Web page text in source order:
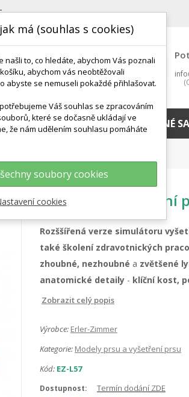
VÝCHOVA KE ZDRAVÍ VÝHODNÉ
Simulátor vyšetření
Rozššířená verze simulátoru
také školení zdravotnických
zhoubné, nezhoubné a zvětšené
anatomické detaily - klíční kost,
Zobrazit celý popis
Výrobce: Erler-Zimmer
Kategorie: Modely prsu a vyšetření prsu
Kód: EZ-L57
Dostupnost: Termín dodání ZDE
má (souhlas s cookies)
našli to, co hledáte, abychom Vás poznali
abychom vás neobtěžovali
abyste se nemuseli pokaždé přihlašovat.
Váš souhlas se zpracováním
které se dočasně ukládají ve
že nám udělením souhlasu pomáháte
soubory cookies
cookies